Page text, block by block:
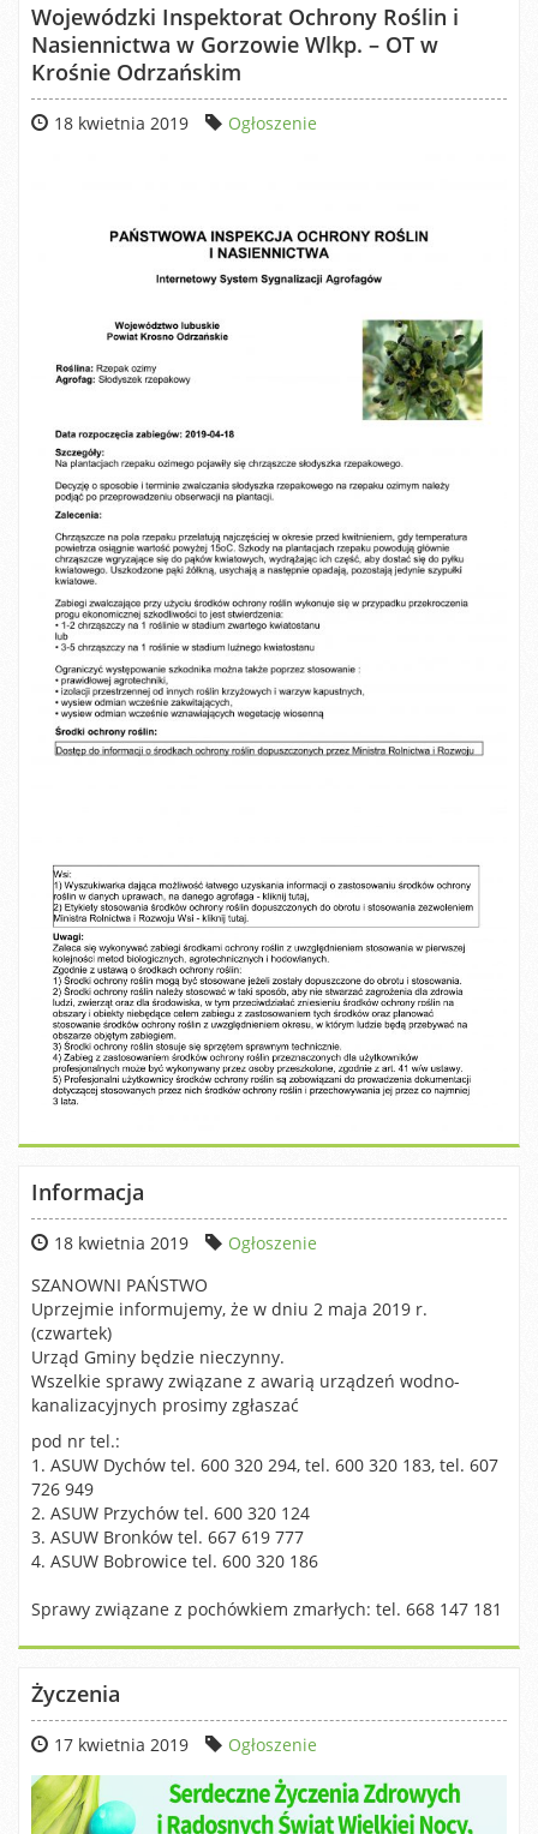
Wojewódzki Inspektorat Ochrony Roślin i
Nasiennictwa w Gorzowie Wlkp. – OT w
Krośnie Odrzańskim
18 kwietnia 2019 Ogłoszenie
Informacja
18 kwietnia 2019
Ogłoszenie
SZANOWNI PAŃSTWO
Uprzejmie informujemy, że w dniu 2 maja 2019 r.
(czwartek)
Urząd Gminy będzie nieczynny.
Wszelkie sprawy związane z awarią urządzeń wodno-
kanalizacyjnych prosimy zgłaszać
pod nr tel.:
1. ASUW Dychów tel. 600 320 294, tel. 600 320 183, tel. 607
726 949
2. ASUW Przychów tel. 600 320 124
3. ASUW Bronków tel. 667 619 777
4. ASUW Bobrowice tel. 600 320 186
Sprawy związane z pochówkiem zmarłych: tel. 668 147 181
Życzenia
17 kwietnia 2019 Ogłoszenie